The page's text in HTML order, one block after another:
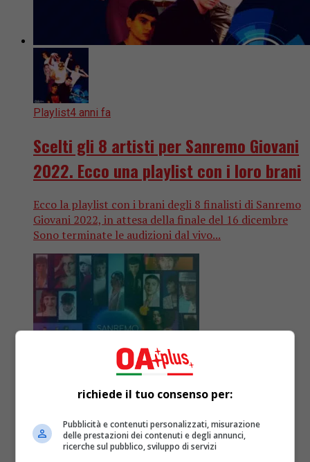
Playlist4 anni fa
Scelti gli 8 artisti per Sanremo Giovani
2022. Ecco una playlist con i loro brani
Ecco la playlist con i brani degli 8 finalisti di Sanremo
Giovani 2022, in attesa della finale del 16 dicembre
Sono terminate le audizioni dal vivo...
Playlist4 anni fa
richiede il tuo consenso per:
Pubblicità e contenuti personalizzati, misurazione
delle prestazioni dei contenuti e degli annunci,
ricerche sul pubblico, sviluppo di servizi